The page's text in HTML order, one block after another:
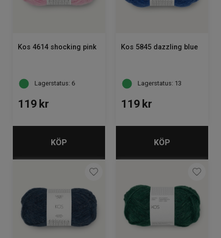
Kos 4614 shocking pink
Lagerstatus: 6
119 kr
KÖP
Kos 5845 dazzling blue
Lagerstatus: 13
119 kr
KÖP